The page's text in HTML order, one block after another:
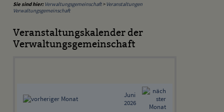
Sie sind hier: Verwaltungsgemeinschaft> Veranstaltungen
Verwaltungsgemeinschaft
Veranstaltungskalender der
Verwaltungsgemeinschaft
Juni
2026